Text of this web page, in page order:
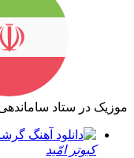
موزیک در ستاد
کبوتر امّید